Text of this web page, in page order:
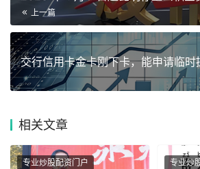
上一篇
相关文章
专业炒股配资门户 专业炒